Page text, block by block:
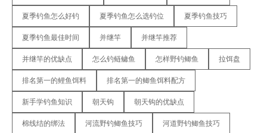
夏季钓鱼怎么好钓 夏季钓鱼怎么选钓位 夏季钓鱼技巧
夏季钓鱼最佳时间 并继竿 并继竿推荐
并继竿的优缺点 怎么钓鲢鳙鱼 怎样野钓鲫鱼 拉饵盘
排名第一的鲤鱼饵料 排名第一的鲫鱼饵料配方
新手学钓鱼知识 朝天钩 朝天钩的优缺点
棉线结的绑法 河流野钓鲫鱼技巧 河道野钓鲫鱼技巧